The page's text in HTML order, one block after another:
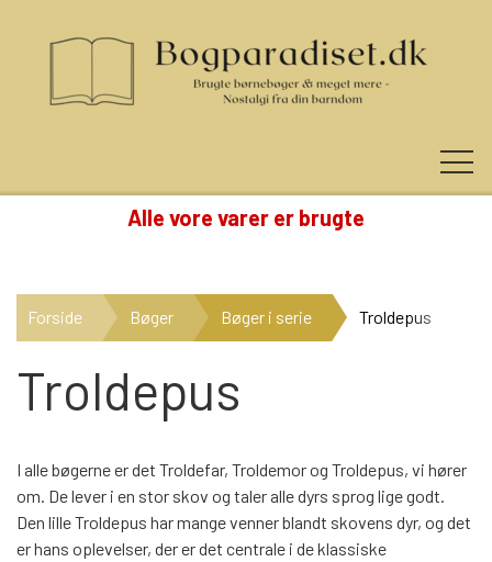
BØGER
Alle vore varer er brugte
Forside Bøger Bøger i serie Troldepus
Troldepus
I alle bøgerne er det Troldefar, Troldemor og Troldepus, vi hører
om. De lever i en stor skov og taler alle dyrs sprog lige godt.
Den lille Troldepus har mange venner blandt skovens dyr, og det
er hans oplevelser, der er det centrale i de klassiske